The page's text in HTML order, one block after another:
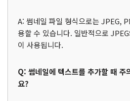
A: 썸네일 파일 형식으로는 JPEG,
용할 수 있습니다. 일반적으로
이 사용됩니다.
Q: 썸네일에 텍스트를 추가할 때 주
요?